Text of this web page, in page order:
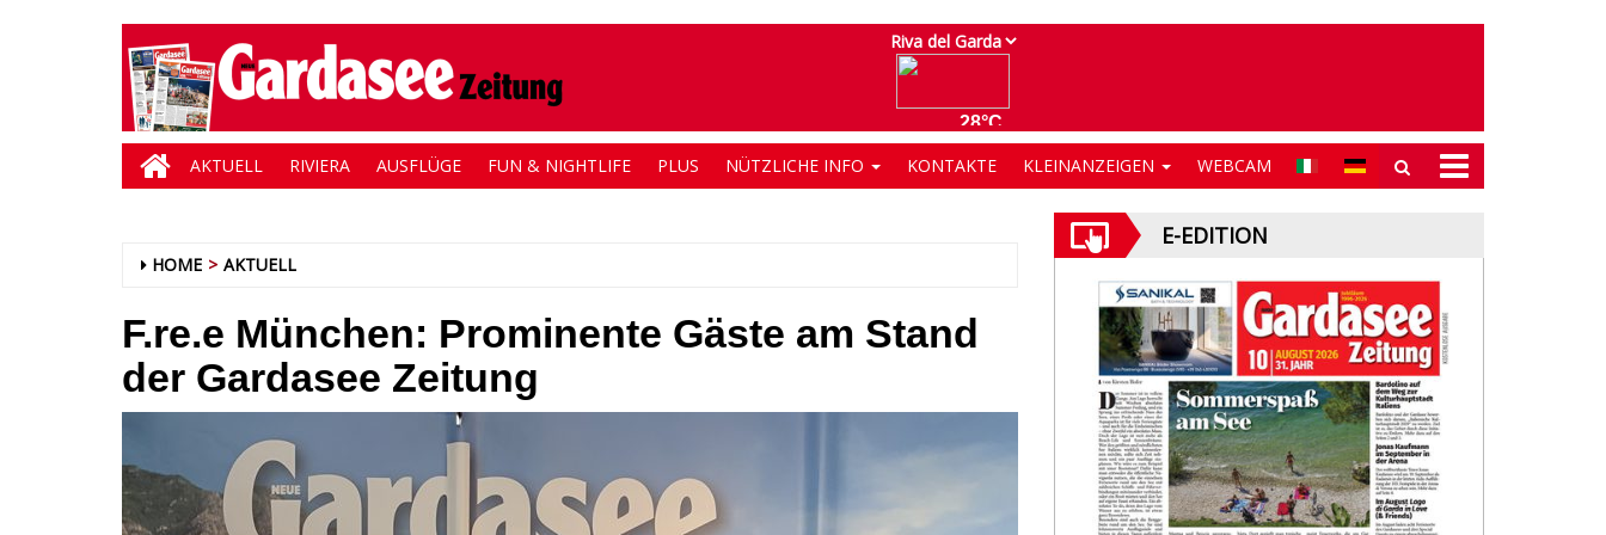
AKTUELL RIVIERA AUSFLÜGE FUN & NIGHTLIFE PLUS NÜTZLICHE INFO KONTAKTE KLEINANZEIGEN WEBCAM
HOME AKTUELL
F.re.e München: Prominente Gäste am Stand
der Gardasee Zeitung
E-EDITION